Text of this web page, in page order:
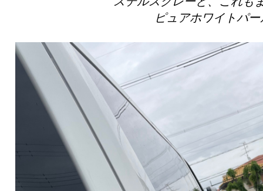
ピュアホワイトパ